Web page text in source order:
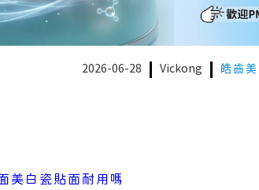
2026-06-28 Vickong 皓齒美
美白瓷貼面耐用嗎